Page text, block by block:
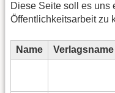
Diese Seite soll es uns
Öffentlichkeitsarbeit zu
Name Verlagsname